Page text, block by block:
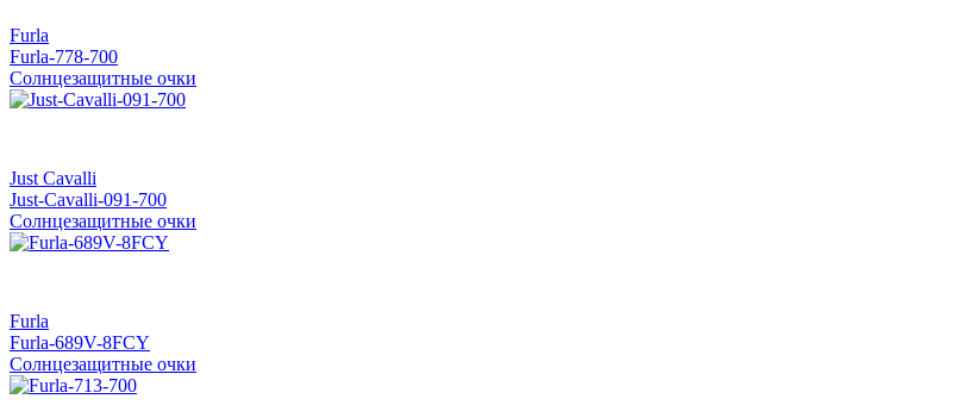
Furla
Furla-778-700
Солнцезащитные очки
Just Cavalli
Just-Cavalli-091-700
Солнцезащитные очки
Furla
Furla-689V-8FCY
Солнцезащитные очки